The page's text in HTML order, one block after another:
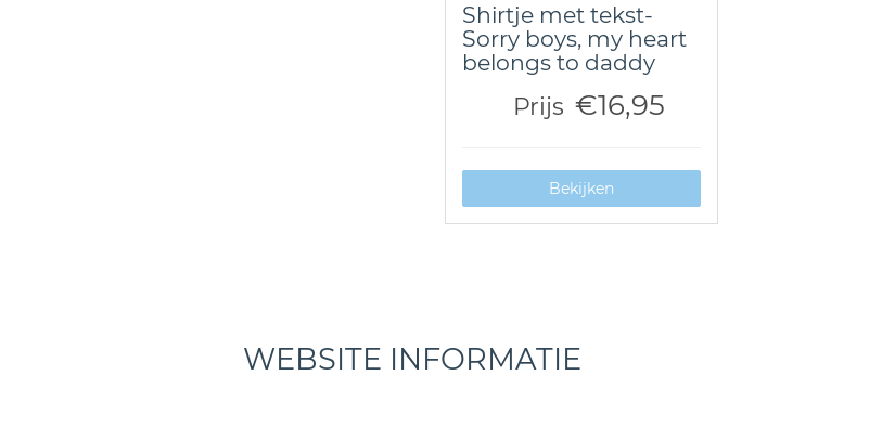
Shirtje met tekst-
Sorry boys, my heart
belongs to daddy
Prijs €16,95
Bekijken
WEBSITE INFORMATIE